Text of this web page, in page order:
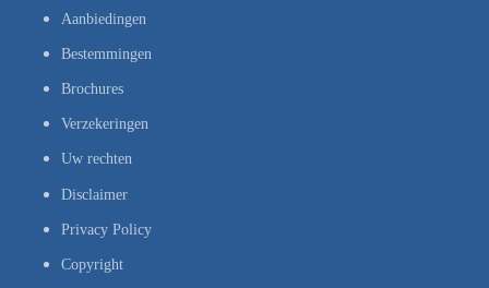
Aanbiedingen
Bestemmingen
Brochures
Verzekeringen
Uw rechten
Disclaimer
Privacy Policy
Copyright